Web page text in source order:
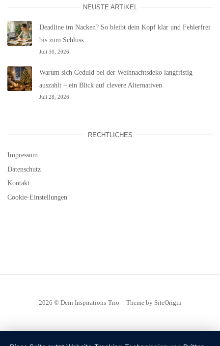
NEUSTE ARTIKEL
Deadline im Nacken? So bleibt dein Kopf klar und Fehlerfrei
bis zum Schluss
Juli 30, 2026
Warum sich Geduld bei der Weihnachtsdeko langfristig
auszahlt – ein Blick auf clevere Alternativen
Juli 28, 2026
RECHTLICHES
Impressum
Datenschutz
Kontakt
Cookie-Einstellungen
2026 © Dein Inspirations-Trio Theme by SiteOrigin